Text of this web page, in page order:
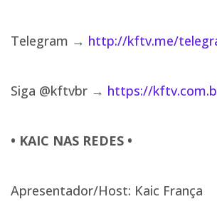
Telegram → http://kftv.me/
Siga @kftvbr → https://
• KAIC NAS REDES •
Apresentador/Host: Kaic França